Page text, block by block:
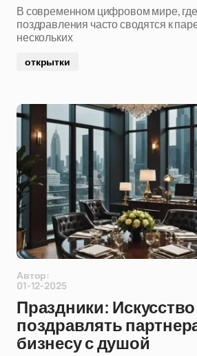
В современном цифровом мире,
поздравления часто сводятся к
нескольких
открытки
Автор:
01-12-2025
Праздники: Искусство
поздравлять
бизнесу с душой